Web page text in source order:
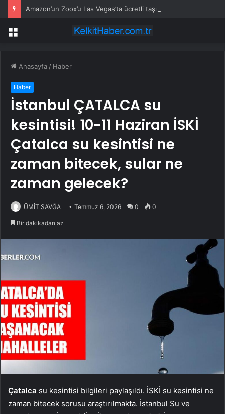
Amazon’un Zoox’u Las Vegas’ta ücretli taşımaya başlıyor
Menü
Anasayfa / Haber
Haber
İstanbul ÇATALCA su
kesintisi! 10-11 Haziran İSKİ
Çatalca su kesintisi ne
zaman bitecek, sular ne
zaman gelecek?
ÜMİT SAVĞA Temmuz 6, 2026 0 0
Bir dakikadan az
Çatalca su kesintisi bilgileri paylaşıldı. İSKİ su kesintisi ne
zaman bitecek sorusu araştırılmakta. İstanbul Su ve